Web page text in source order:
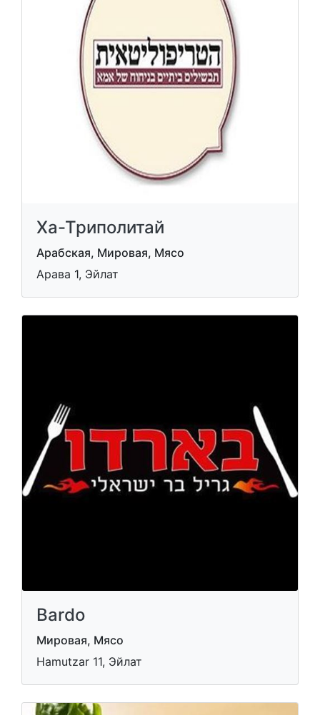
Ха-Триполитай
Арабская, Мировая, Мясо
Арава 1, Эйлат
Bardo
Мировая, Мясо
Hamutzar 11, Эйлат